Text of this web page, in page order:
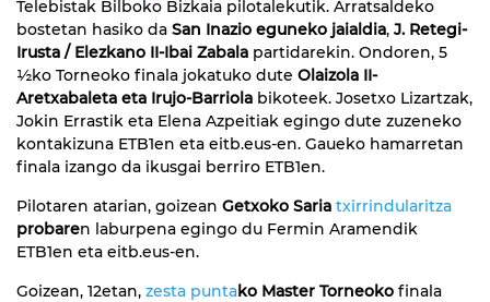
Telebistak Bilboko Bizkaia pilotalekutik. Arratsaldeko
bostetan hasiko da San Inazio eguneko jaialdia, J. Retegi-
Irusta / Elezkano II-Ibai Zabala partidarekin. Ondoren, 5
½ko Torneoko finala jokatuko dute Olaizola II-
Aretxabaleta eta Irujo-Barriola bikoteek. Josetxo Lizartzak,
Jokin Errastik eta Elena Azpeitiak egingo dute zuzeneko
kontakizuna ETB1en eta eitb.eus-en. Gaueko hamarretan
finala izango da ikusgai berriro ETB1en.
Pilotaren atarian, goizean Getxoko Saria txirrindularitza
probaren laburpena egingo du Fermin Aramendik
ETB1en eta eitb.eus-en.
Goizean, 12etan, zesta puntako Master Torneoko finala